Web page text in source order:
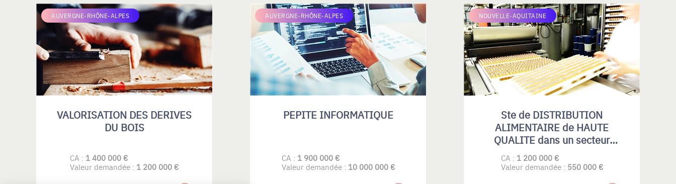
AUVERGNE-RHÔNE-ALPES
VALORISATION DES DERIVES
DU BOIS
CA : 1 400 000 €
Valeur demandée : 1 200 000 €
AUVERGNE-RHÔNE-ALPES
PEPITE INFORMATIQUE
CA : 1 900 000 €
Valeur demandée : 10 000 000 €
NOUVELLE-AQUITAINE
Ste de DISTRIBUTION
ALIMENTAIRE de HAUTE
QUALITE dans un secteur
spécialisé.
CA : 1 200 000 €
Valeur demandée : 550 000 €